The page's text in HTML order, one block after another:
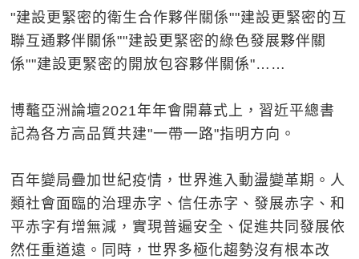
"建設更緊密的衛生合作夥伴關係""建設更緊密的互
聯互通夥伴關係""建設更緊密的綠色發展夥伴關
係""建設更緊密的開放包容夥伴關係"……
博鼇亞洲論壇2021年年會開幕式上，習近平總書
記為各方高品質共建"一帶一路"指明方向。
百年變局疊加世紀疫情，世界進入動盪變革期。人
類社會面臨的治理赤字、信任赤字、發展赤字、和
平赤字有增無減，實現普遍安全、促進共同發展依
然任重道遠。同時，世界多極化趨勢沒有根本改